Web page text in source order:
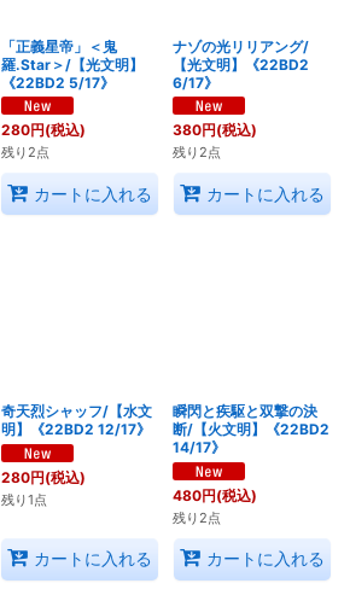
「正義星帝」＜鬼
羅.Star＞/【光文明】
《22BD2 5/17》
280円(税込)
残り2点
カートに入れる
ナゾの光リリアング/
【光文明】《22BD2
6/17》
380円(税込)
残り2点
カートに入れる
奇天烈シャッフ/【水文
明】《22BD2 12/17》
280円(税込)
残り1点
カートに入れる
瞬閃と疾駆と双撃の決
断/【火文明】《22BD2
14/17》
480円(税込)
残り2点
カートに入れる